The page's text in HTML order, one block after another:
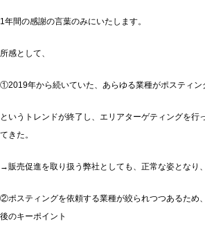
1年間の感謝の言葉のみにいたします。
所感として、
①2019年から続いていた、あらゆる業種がポスティン
というトレンドが終了し、エリアターゲティングを行
てきた。
→販売促進を取り扱う弊社としても、正常な姿となり
②ポスティングを依頼する業種が絞られつつあるため
後のキーポイント